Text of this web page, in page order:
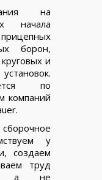
на
начала
борон,
и
по
компаний
у
создаем
труд
а не